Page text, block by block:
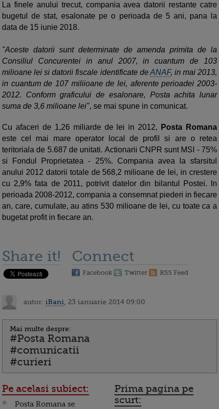
La finele anului trecut, compania avea datorii restante catre
bugetul de stat, esalonate pe o perioada de 5 ani, pana la
data de 15 iunie 2018.
"Aceste datorii sunt determinate de amenda primita de la
Consiliul Concurentei in anul 2007, in cuantum de 103
milioane lei si datorii fiscale identificate deANAF, in mai 2013,
in cuantum de 107 miliioane de lei, aferente perioadei 2003-
2012. Conform graficului de esalonare, Posta achita lunar
suma de 3,6 milioane lei", se mai spune in comunicat.
Cu afaceri de 1,26 miliarde de lei in 2012,
Posta Romana
este cel mai mare operator local de profil si are o retea
teritoriala de 5.687 de unitati. Actionarii CNPR sunt MSI - 75%
si Fondul Proprietatea - 25%. Compania avea la sfarsitul
anului 2012 datorii totale de 568,2 milioane de lei, in crestere
cu 2,9% fata de 2011, potrivit datelor din bilantul Postei. In
perioada 2008-2012, compania a consemnat piederi in fiecare
an, care, cumulate, au atins 530 milioane de lei, cu toate ca a
bugetat profit in fiecare an.
Share it! Connect
Facebook Twitter RSS Feed
autor: iBani , 23 ianuarie 2014 09:00
Mai multe despre:
#Posta Romana
#comunicatii
#curieri
Pe acelasi subiect:
Posta Romana se
Prima pagina pe
scurt: